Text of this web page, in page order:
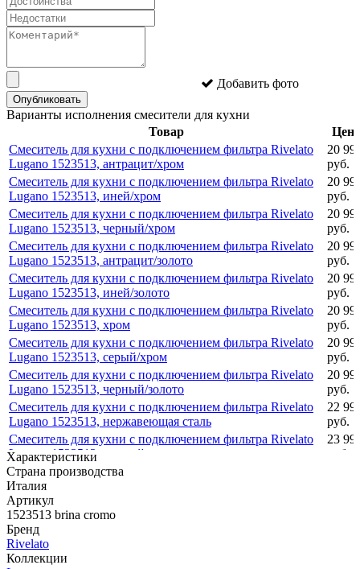
Добавить фото
Опубликовать
Варианты исполнения смесители для кухни
Товар
Цена
Смеситель для кухни с подключением фильтра Rivelato
Lugano 1523513, антрацит/хром
20
руб.
Смеситель для кухни с подключением фильтра Rivelato
Lugano 1523513, иней/хром
20
руб.
Смеситель для кухни с подключением фильтра Rivelato
Lugano 1523513, черный/хром
20
руб.
Смеситель для кухни с подключением фильтра Rivelato
Lugano 1523513, антрацит/золото
20
руб.
Смеситель для кухни с подключением фильтра Rivelato
Lugano 1523513, иней/золото
20
руб.
Смеситель для кухни с подключением фильтра Rivelato
Lugano 1523513, хром
20
руб.
Смеситель для кухни с подключением фильтра Rivelato
Lugano 1523513, серый/хром
20
руб.
Смеситель для кухни с подключением фильтра Rivelato
Lugano 1523513, черный/золото
20
руб.
Смеситель для кухни с подключением фильтра Rivelato
Lugano 1523513, нержавеющая сталь
22
руб.
Смеситель для кухни с подключением фильтра Rivelato
Lugano 1523513, черный
23
руб.
Характеристики
Страна производства
Италия
Артикул
1523513 brina cromo
Бренд
Rivelato
Коллекции